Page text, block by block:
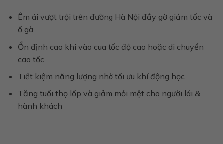
Êm ái vượt trội trên đường Hà Nội đầy gờ giảm tốc và
ổ gà
Ổn định cao khi vào cua tốc độ cao hoặc di chuyển
cao tốc
Tiết kiệm năng lượng nhờ tối ưu khí động học
Tăng tuổi thọ lốp và giảm mỏi mệt cho người lái &
hành khách